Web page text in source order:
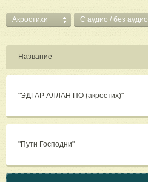
Акростихи C аудио / без аудио
Название
"ЭДГАР АЛЛАН ПО (акростих)"
"Пути Господни"